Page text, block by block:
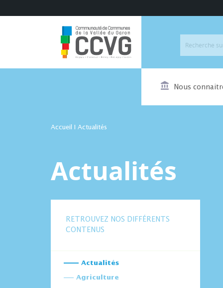
Nous
Accueil Actualités
Actualités
RETROUVEZ NOS DIFFÉRENTS
CONTENUS
Actualités
Agriculture